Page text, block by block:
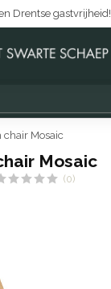
Drentse gastvrijheid!
chair Mosaic
Mosaic
(0)